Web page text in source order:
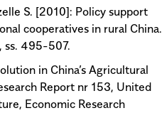
S. [2010]: Policy support
cooperatives in rural China.
ss. 495-507.
in China’s Agricultural
Report nr 153, United
Economic Research